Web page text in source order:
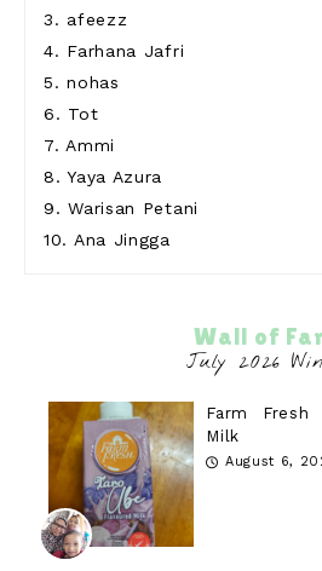
3. afeezz
4. Farhana Jafri
5.nohas
6. Tot
7. Ammi
8.Yaya Azura
9.Warisan Petani
10. Ana Jingga
Wall of
Farm Fresh
Milk
August 6,